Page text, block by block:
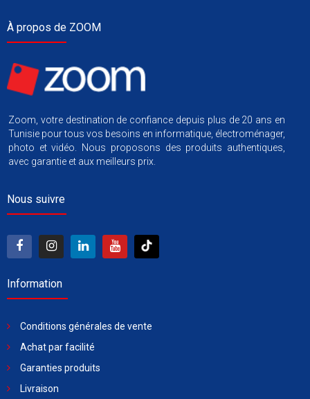
À propos de ZOOM
Zoom, votre destination de confiance depuis plus de 20 ans en
Tunisie pour tous vos besoins en informatique, électroménager,
photo et vidéo. Nous proposons des produits authentiques,
avec garantie et aux meilleurs prix.
Nous suivre
Information
Conditions générales de vente
Achat par facilité
Garanties produits
Livraison